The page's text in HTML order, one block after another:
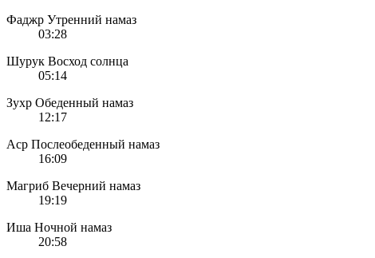
Фаджр Утренний намаз
03:28
Шурук Восход солнца
05:14
Зухр Обеденный намаз
12:17
Аср Послеобеденный намаз
16:09
Магриб Вечерний намаз
19:19
Иша Ночной намаз
20:58